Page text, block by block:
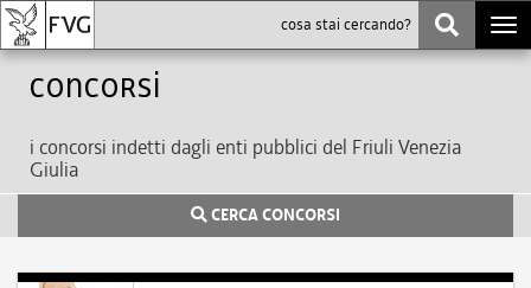
Concorsi
i concorsi indetti dagli enti pubblici del Friuli Venezia
Giulia
CERCA CONCORSI